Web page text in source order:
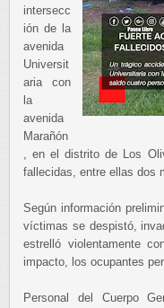
intersecc
ión de la
avenida
Universit
aria con
la
avenida
Marañón
, en el distrito de Los
fallecidas, entre ellas dos
Según información
víctimas se despistó,
estrelló violentamente
impacto, los ocupantes
Personal del Cuerpo